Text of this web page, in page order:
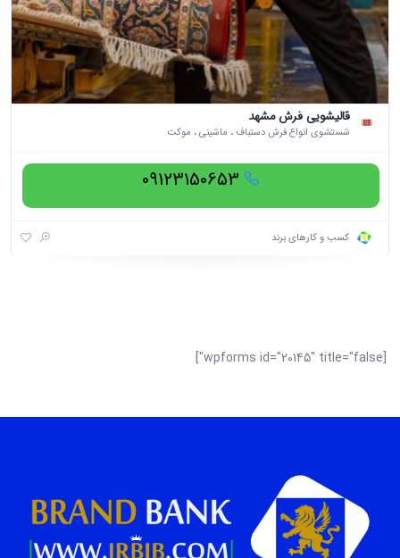
قالیشویی فرش مشهد
شستشوی انواع فرش دستباف ، ماشینی ، موکت
09123150653
کسب و کارهای برند
[wpforms id="20145" title="false"]